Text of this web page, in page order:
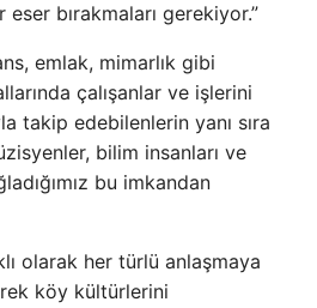
bırakmaları gerekiyor.”
emlak, mimarlık gibi
çalışanlar ve işlerini
takip edebilenlerin yanı sıra
bilim insanları ve
bu imkandan
olarak her türlü anlaşmaya
köy kültürlerini